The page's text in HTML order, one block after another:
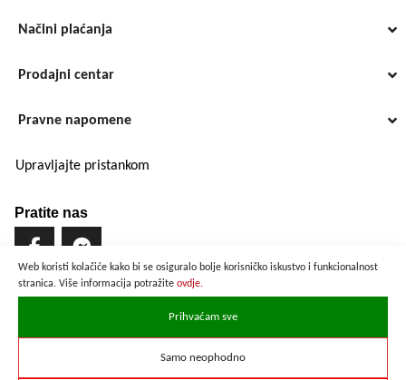
Web koristi kolačiće kako bi se osiguralo bolje korisničko iskustvo i funkcionalnost
stranica. Više informacija potražite ovdje.
Prihvaćam sve
Samo neophodno
Načini plaćanja
Prodajni centar
Pravne napomene
Upravljajte pristankom
Pratite nas
Brzo i sigurno plaćanje
Prikazane cijene su preračunate po službenom tečaju u iznosu od